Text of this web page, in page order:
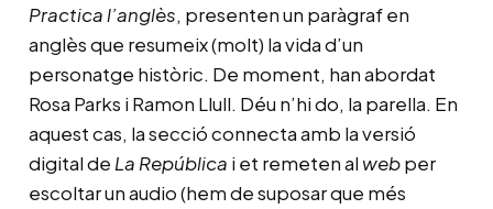
Practica l’anglès, presenten un paràgraf en
anglès que resumeix (molt) la vida d’un
personatge històric. De moment, han abordat
Rosa Parks i Ramon Llull. Déu n’hi do, la parella. En
aquest cas, la secció connecta amb la versió
digital de La República i et remeten al webper
escoltar un audio (hem de suposar que més